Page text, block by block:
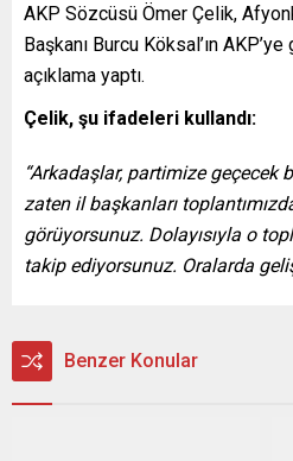
AKP Sözcüsü Ömer Çelik,
Başkanı Burcu Köksal’ın
açıklama yaptı.
Çelik, şu ifadeleri kullandı:
“Arkadaşlar, partimize geçecek
zaten il başkanları
görüyorsunuz. Dolayısıyla o
takip ediyorsunuz. Oralarda
Benzer Konular